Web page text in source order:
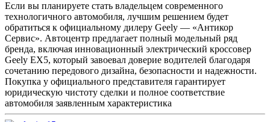
Если вы планируете стать владельцем современного
технологичного автомобиля, лучшим решением будет
обратиться к официальному дилеру Geely — «Антикор
Сервис». Автоцентр предлагает полный модельный ряд
бренда, включая инновационный электрический кроссовер
Geely EX5, который завоевал доверие водителей благодаря
сочетанию передового дизайна, безопасности и надежности.
Покупка у официального представителя гарантирует
юридическую чистоту сделки и полное соответствие
автомобиля заявленным характеристика